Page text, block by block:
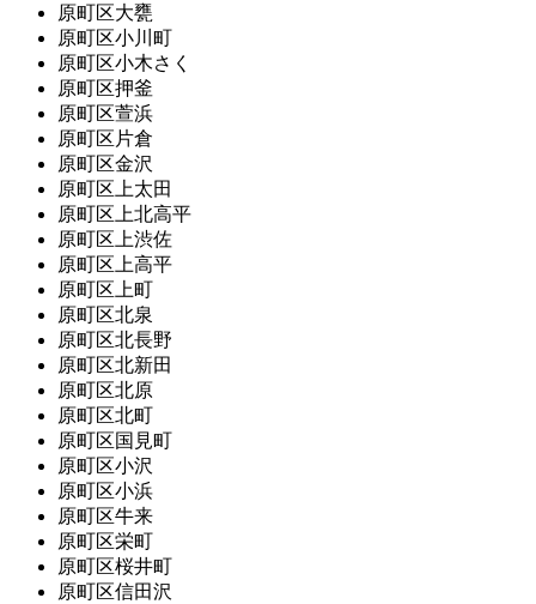
原町区大甕
原町区小川町
原町区小木さく
原町区押釜
原町区萱浜
原町区片倉
原町区金沢
原町区上太田
原町区上北高平
原町区上渋佐
原町区上高平
原町区上町
原町区北泉
原町区北長野
原町区北新田
原町区北原
原町区北町
原町区国見町
原町区小沢
原町区小浜
原町区牛来
原町区栄町
原町区桜井町
原町区信田沢